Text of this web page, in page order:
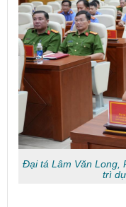
Đại tá Lâm Văn Long,
trì